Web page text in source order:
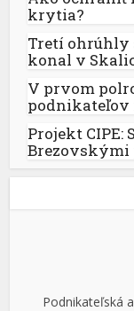
krytia?
Tretí ohrúhly
konal v
V prvom
podnikateľov
Projekt CIPE:
Podnikateľská